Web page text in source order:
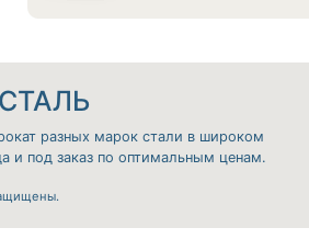
разных марок стали в широком
и под заказ по оптимальным ценам.